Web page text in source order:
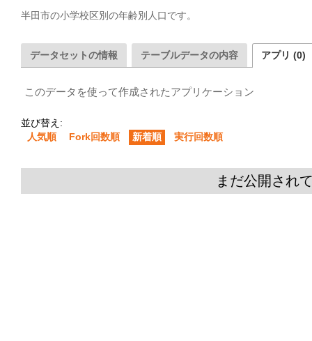
半田市の小学校区別の年齢別人口です。
データセットの情報 テーブルデータの内容 アプリ (0)
このデータを使って作成されたアプリケーション
並び替え:
人気順
Fork回数順 新着順 実行回数順
まだ公開され